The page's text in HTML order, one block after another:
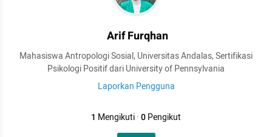
Arif Furqhan
Mahasiswa Antropologi Sosial, Universitas Andalas, Sertifikasi
Psikologi Positif dari University of Pennsylvania
Laporkan Pengguna
1 Mengikuti·0Pengikut